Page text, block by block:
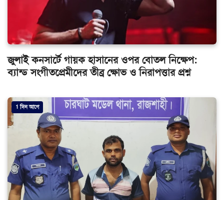
জুলাই কনসার্টে গায়ক হাসানের ওপর বোতল নিক্ষেপ:
ব্যান্ড সংগীতপ্রেমীদের তীব্র ক্ষোভ ও নিরাপত্তার প্রশ্ন
1 দিন আগে